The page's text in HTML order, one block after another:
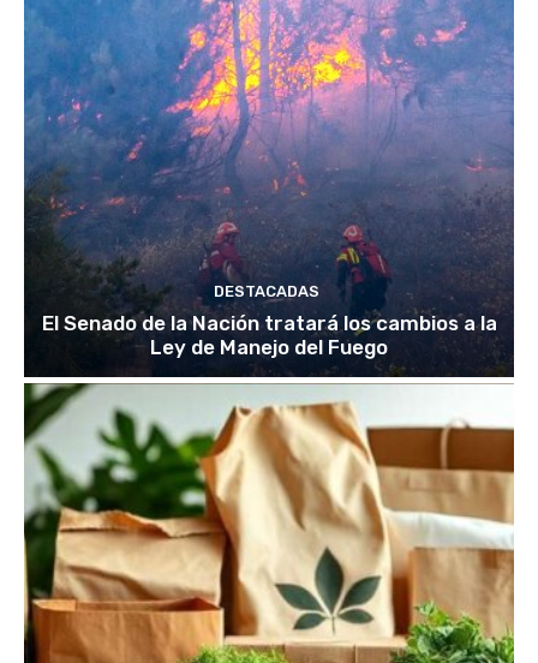
DESTACADAS
El Senado de la Nación tratará los cambios a la
Ley de Manejo del Fuego